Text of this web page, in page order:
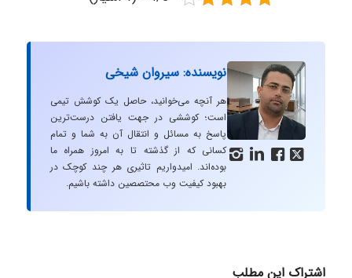
   
نویسنده: سیروان شیخی
هر آنچه می‌خوانید، حاصل یک کوشش تیمی
است؛ کوششی در جهت یافتن درست‌ترین
پاسخ به مسائل و انتقال آن به شما و تمام
کسانی که از گذشته تا به امروز همراه ما
بوده‌اند. امیدواریم تاثیری هر چند کوچک در
بهبود کیفیت وب محتصصین داشته باشیم.
اشتراک این مطلب